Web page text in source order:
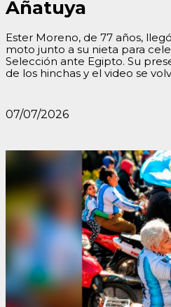
Añatuya
Ester Moreno, de 77 años,
moto junto a su nieta para
Selección ante Egipto. Su
de los hinchas y el video se
07/07/2026